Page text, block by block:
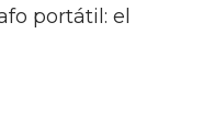
portátil: el